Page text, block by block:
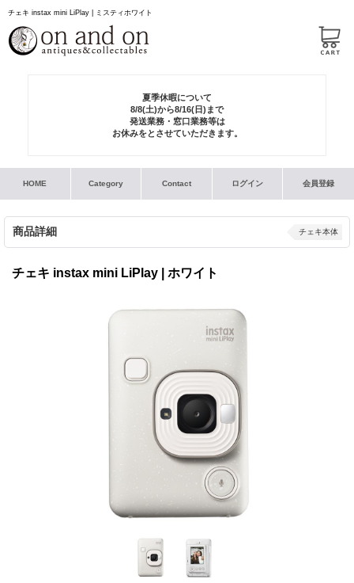
チェキ instax mini LiPlay | ミスティホワイト
夏季休暇について
8/8(土)から8/16(日)まで
発送業務・窓口業務等は
お休みをとさせていただきます。
HOME Category Contact ログイン 会員登録
商品詳細 チェキ本体
チェキ instax mini LiPlay | ホワイト